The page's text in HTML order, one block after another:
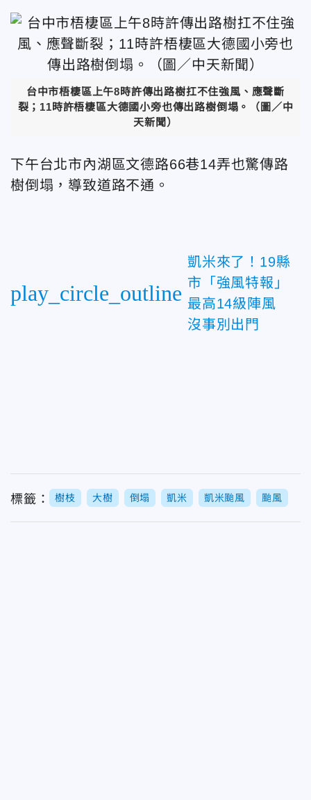
台中市梧棲區上午8時許傳出路樹扛不住強風、應聲斷
裂；11時許梧棲區大德國小旁也傳出路樹倒塌。（圖／中
天新聞）
下午台北市內湖區文德路66巷14弄也驚傳路
樹倒塌，導致道路不通。
play_circle_outline
凱米來了！19縣
市「強風特報」
最高14級陣風
沒事別出門
標籤： 樹枝 大樹 倒塌 凱米 凱米颱風 颱風